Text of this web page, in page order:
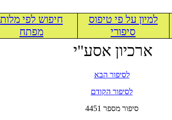
למיון על פי טיפוס
סיפורי
חיפוש לפי מלות
מפתח
ארכיון אסע"י
לסיפור הבא
לסיפור הקודם
4451 סיפור מספר